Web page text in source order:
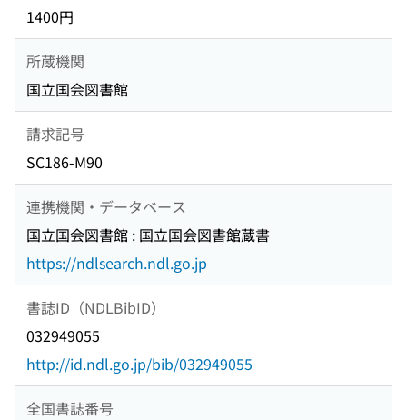
1400円
所蔵機関
国立国会図書館
請求記号
SC186-M90
連携機関・データベース
国立国会図書館 : 国立国会図書館蔵書
https://ndlsearch.ndl.go.jp
書誌ID（NDLBibID）
032949055
http://id.ndl.go.jp/bib/032949055
全国書誌番号